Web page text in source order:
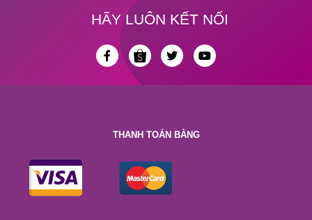
HÃY LUÔN KẾT NỐI
THANH TOÁN BẰNG